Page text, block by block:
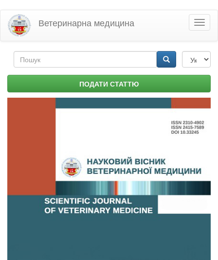
Перейти
основного
матеріалу
Ветеринарна медицина
Пошукова
форма ПОДАТИ СТАТТЮ